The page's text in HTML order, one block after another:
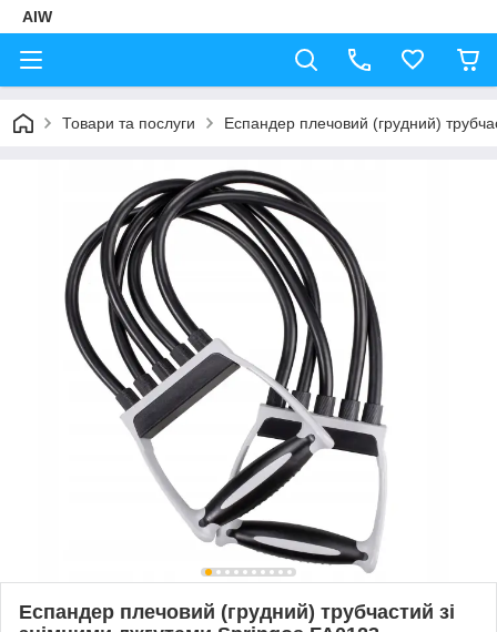
AIW
Товари та послуги Еспандер плечовий (грудний)
Еспандер плечовий (грудний) трубчастий зі